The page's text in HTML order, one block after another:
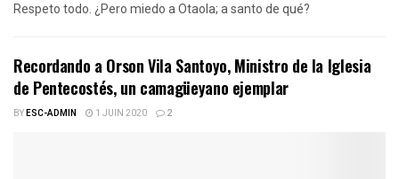
Respeto todo. ¿Pero miedo a Otaola; a santo de qué?
Recordando a Orson Vila Santoyo, Ministro de la Iglesia
de Pentecostés, un camagüeyano ejemplar
BYESC-ADMIN 1 JUIN 2020 2